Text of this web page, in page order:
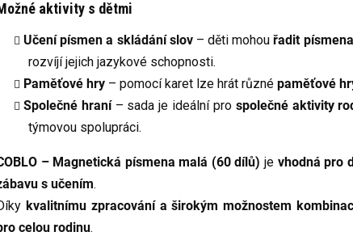
aktivity s dětmi
Učení písmen a skládání slov– děti mohouřadit
rozvíjí jejich jazykové schopnosti.
Paměťové hry – pomocí karet lze hrát různé paměťové
Společné hraní– sada je ideální pro společné aktivity
týmovou spolupráci.
– Magnetická písmena malá (60 dílů) je vhodná pro
s učením.
kvalitnímu zpracování a širokým možnostem
celou rodinu.